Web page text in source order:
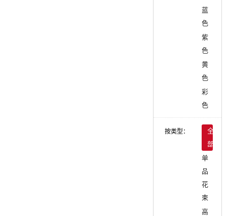
蓝
色
紫
色
黄
色
彩
色
按类型：
全
部
单
品
花
束
高